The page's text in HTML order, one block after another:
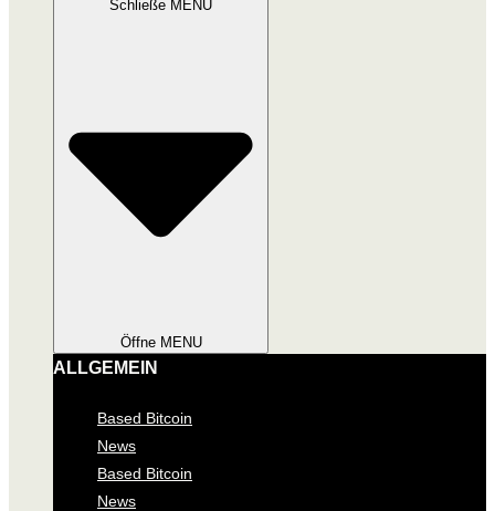
Schließe MENU
Öffne MENU
ALLGEMEIN
Based Bitcoin
News
Based Bitcoin
News